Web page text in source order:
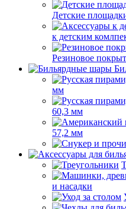
Детские
к детским
Резиновое
мм
60,3 мм
57,2 мм
и насадки